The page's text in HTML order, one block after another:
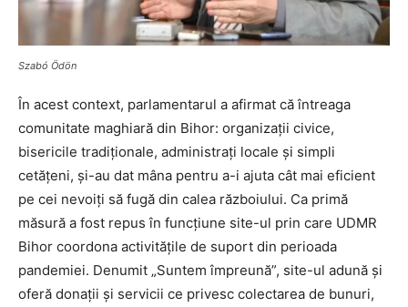
Szabó Ödön
În acest context, parlamentarul a afirmat că întreaga
comunitate maghiară din Bihor: organizații civice,
bisericile tradiționale, administrați locale și simpli
cetățeni, și-au dat mâna pentru a-i ajuta cât mai eficient
pe cei nevoiți să fugă din calea războiului. Ca primă
măsură a fost repus în funcțiune site-ul prin care UDMR
Bihor coordona activitățile de suport din perioada
pandemiei. Denumit „Suntem împreună”, site-ul adună și
oferă donații și servicii ce privesc colectarea de bunuri,